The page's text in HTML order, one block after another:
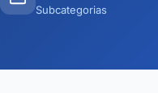
Subcategorias